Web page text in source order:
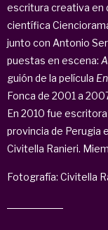
escritura creativa en
científica
junto con Antonio
puestas en escena:
guión de la película
Fonca de 2001 a
En 2010 fue
provincia de Perugia
Civitella Ranieri.
Fotografía: Civitella